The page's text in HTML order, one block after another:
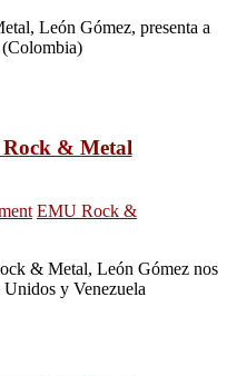
León Gómez, presenta a
& Metal
EMU Rock &
& Metal, León Gómez nos
Unidos y Venezuela